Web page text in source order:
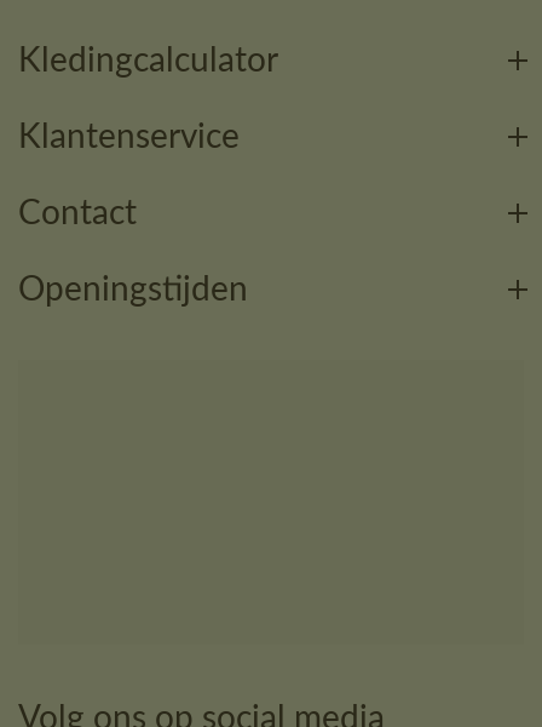
Kledingcalculator
Klantenservice
Contact
Openingstijden
Volg ons op social media